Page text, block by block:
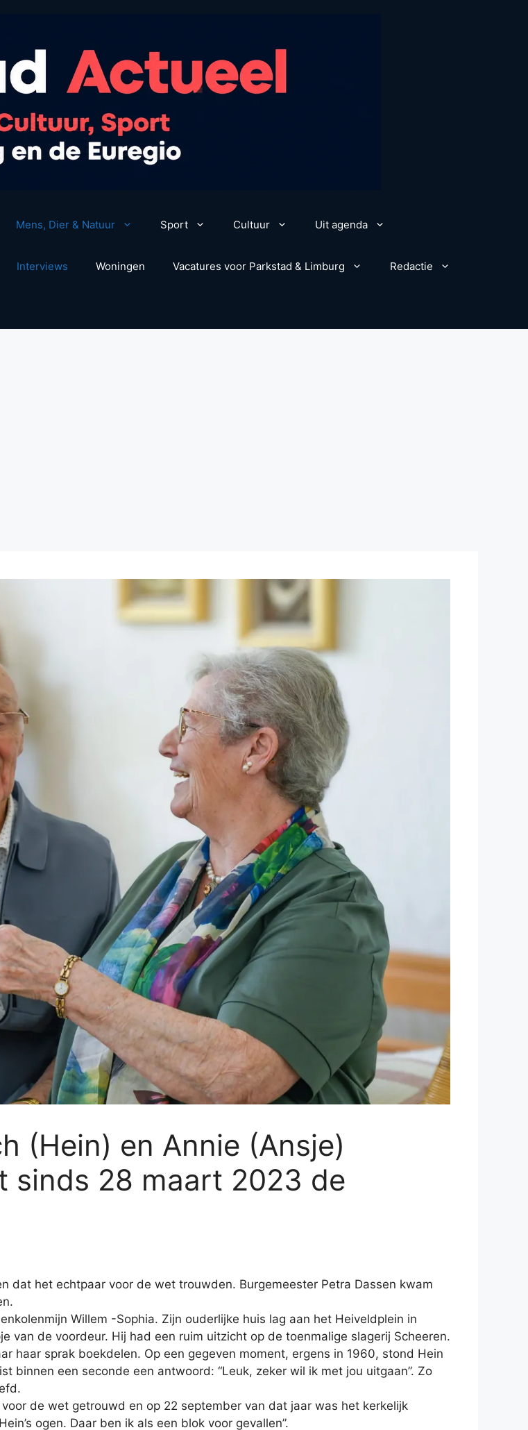
Mens, Dier & Natuur Sport Cultuur Uit agenda
Interviews Woningen Vacatures voor Parkstad & Limburg Redactie
(Hein) en Annie (Ansje)
sinds 28 maart 2023 de
dat het echtpaar voor de wet trouwden. Burgemeester Petra Dassen kwam
Willem -Sophia. Zijn ouderlijke huis lag aan het Heiveldplein in
van de voordeur. Hij had een ruim uitzicht op de toenmalige slagerij Scheeren.
haar sprak boekdelen. Op een gegeven moment, ergens in 1960, stond Hein
binnen een seconde een antwoord: “Leuk, zeker wil ik met jou uitgaan”. Zo
de wet getrouwd en op 22 september van dat jaar was het kerkelijk
ogen. Daar ben ik als een blok voor gevallen”.